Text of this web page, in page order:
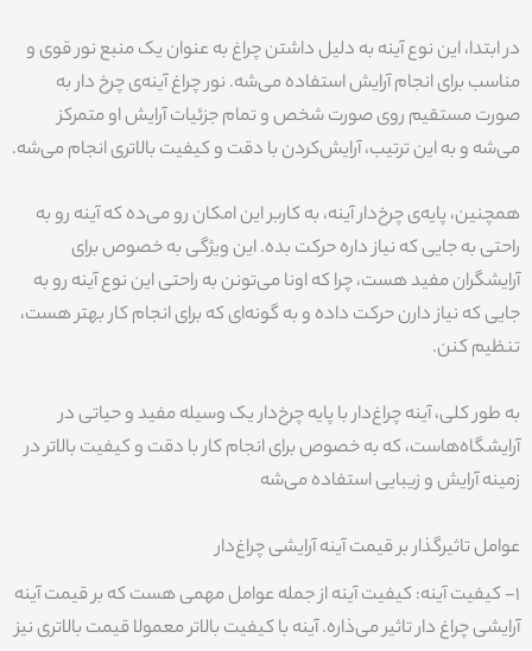
در ابتدا، این نوع آینه به دلیل داشتن چراغ به عنوان یک منبع نور قوی و
مناسب برای انجام آرایش استفاده می‌شه. نور چراغ آینه‌ی چرخ دار به
صورت مستقیم روی صورت شخص و تمام جزئیات آرایش او متمرکز
می‌شه و به این ترتیب، آرایش‌کردن با دقت و کیفیت بالاتری انجام می‌شه.
همچنین، پایه‌ی چرخ‌دار آینه، به کاربر این امکان رو می‌ده که آینه رو به
راحتی به جایی که نیاز داره حرکت بده. این ویژگی به خصوص برای
آرایشگران مفید هست، چرا که اونا می‌تونن به راحتی این نوع آینه رو به
جایی که نیاز دارن حرکت داده و به گونه‌ای که برای انجام کار بهتر هست،
تنظیم کنن.
به طور کلی، آینه چراغ‌دار با پایه چرخ‌دار یک وسیله مفید و حیاتی در
آرایشگاه‌هاست، که به خصوص برای انجام کار با دقت و کیفیت بالاتر در
زمینه آرایش و زیبایی استفاده می‌شه
عوامل تاثیرگذار بر قیمت آینه آرایشی چراغ‌دار
1- کیفیت آینه: کیفیت آینه از جمله عوامل مهمی هست که بر قیمت آینه
آرایشی چراغ دار تاثیر می‌ذاره. آینه با کیفیت بالاتر معمولا قیمت بالاتری نیز